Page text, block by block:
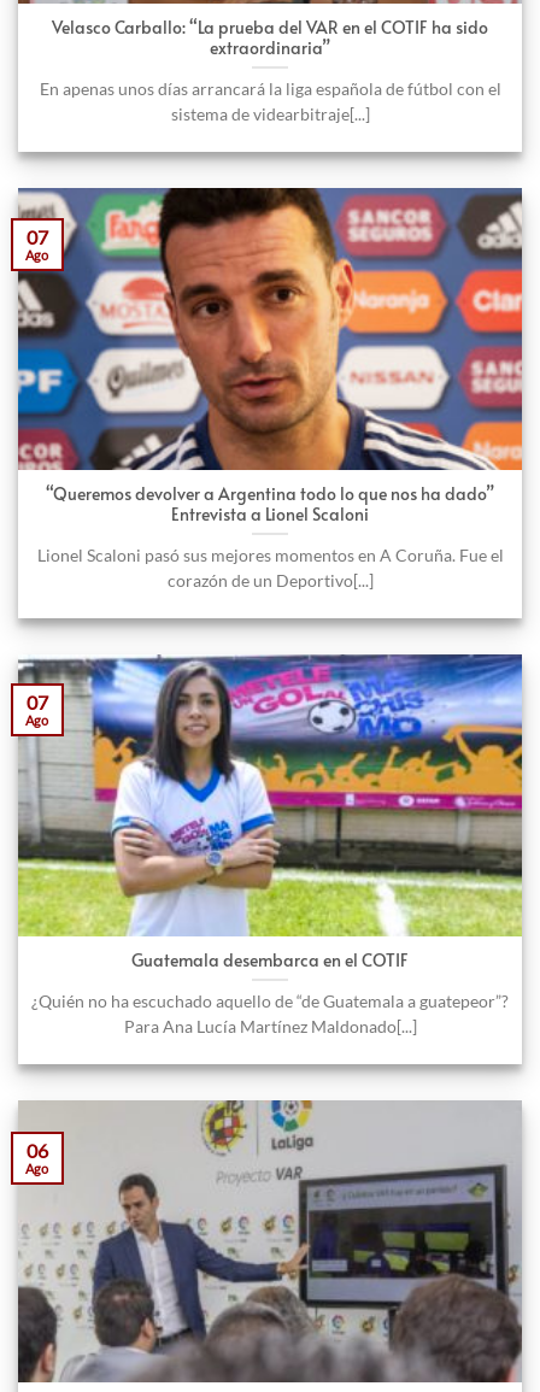
Velasco Carballo: “La prueba del VAR en el COTIF ha sido
extraordinaria”
En apenas unos días arrancará la liga española de fútbol con el
sistema de videarbitraje[...]
“Queremos devolver a Argentina todo lo que nos ha dado”
Entrevista a Lionel Scaloni
Lionel Scaloni pasó sus mejores momentos en A Coruña. Fue el
corazón de un Deportivo[...]
07
Ago
Guatemala desembarca en el COTIF
¿Quién no ha escuchado aquello de “de Guatemala a guatepeor”?
Para Ana Lucía Martínez Maldonado[...]
07
Ago
06
Ago